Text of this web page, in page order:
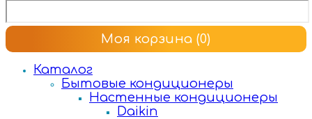
Моя корзина (0)
Каталог
Бытовые кондиционеры
Настенные кондиционеры
Daikin